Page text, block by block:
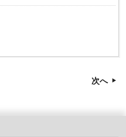
造業（１）
次へ